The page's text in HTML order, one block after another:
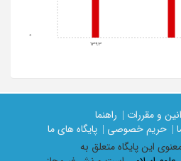
1393
0
و مقررات |
راهنما
| حریم خصوصی |
پایگاه های ما
اين پايگاه متعلق به